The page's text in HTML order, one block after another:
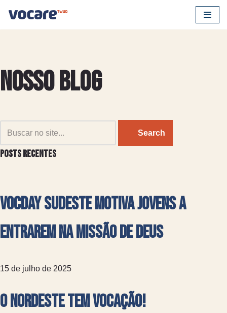
Pular
Nosso Blog
Search
Posts recentes
VocDay Sudeste motiva jovens a
entrarem na missão de Deus
15 de julho de 2025
O Nordeste tem Vocação!